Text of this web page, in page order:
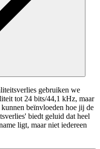
gebruiken we
tot 24 bits/44,1 kHz, maar
beïnvloeden hoe jij de
biedt geluid dat heel
ligt, maar niet iedereen